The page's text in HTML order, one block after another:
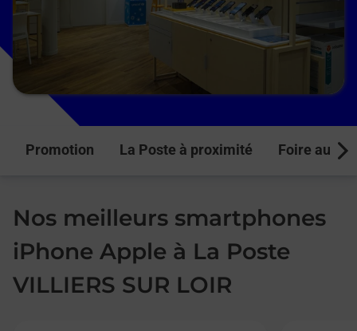
Promotion La Poste à proximité Foire aux
Nos meilleurs smartphones
iPhone Apple à La Poste
VILLIERS SUR LOIR